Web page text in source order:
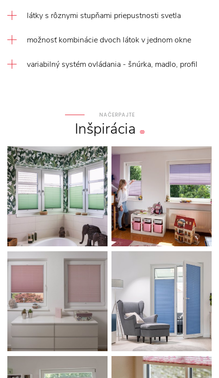
látky s rôznymi stupňami priepustnosti svetla
možnosť kombinácie dvoch látok v jednom okne
variabilný systém ovládania - šnúrka, madlo, profil
NAČERPAJTE
Inšpirácia